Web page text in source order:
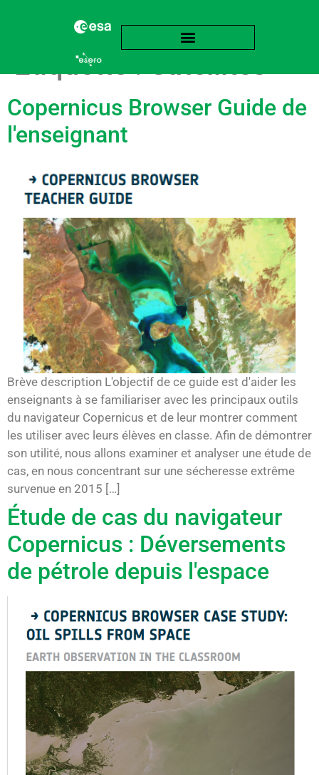
Étiquette :Satellites
Copernicus Browser Guide de
l'enseignant
Brève description L'objectif de ce guide est d'aider les
enseignants à se familiariser avec les principaux outils
du navigateur Copernicus et de leur montrer comment
les utiliser avec leurs élèves en classe. Afin de démontrer
son utilité, nous allons examiner et analyser une étude de
cas, en nous concentrant sur une sécheresse extrême
survenue en 2015 […]
Étude de cas du navigateur
Copernicus : Déversements
de pétrole depuis l'espace